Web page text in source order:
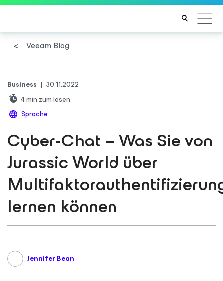
Veeam Blog
Business | 30.11.2022
4min zum lesen
Sprache
Cyber-Chat – Was Sie von
Jurassic World über
lernen können
Jennifer Bean